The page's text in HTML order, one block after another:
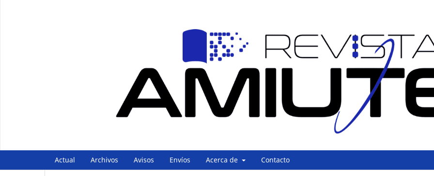
Actual Archivos Avisos Envíos Acerca de Contacto